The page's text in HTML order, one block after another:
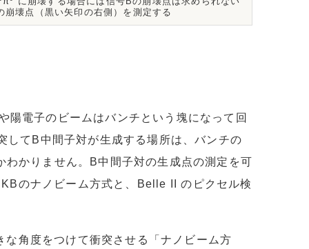
壊点（黒い矢印の右側）を測定する
陽電子のビームはバンチという塊になって回
てB中間子対が生成する場所は、バンチの
かりません。B中間子対の生成点の測定を可
のナノビーム方式と、Belle II のピクセル検
角度をつけて衝突させる「ナノビーム方